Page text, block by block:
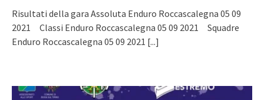
Risultati della gara Assoluta Enduro Roccascalegna 05 09
2021 Classi Enduro Roccascalegna 05 09 2021 Squadre
Enduro Roccascalegna 05 09 2021 [...]